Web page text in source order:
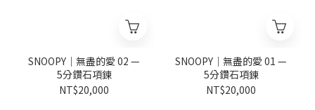
SNOOPY｜無盡的愛 02 —
5分鑽石項鍊
NT$20,000
SNOOPY｜無盡的愛 01 —
5分鑽石項鍊
NT$20,000